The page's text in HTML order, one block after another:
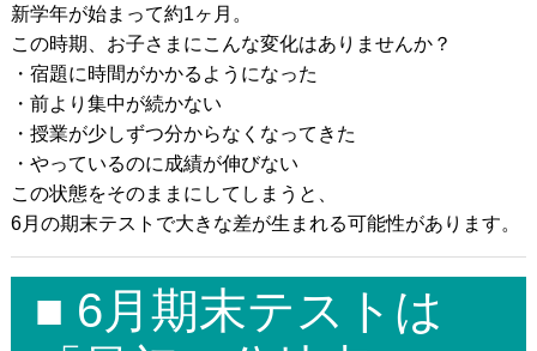
中学3年生の高校受験指導
高校生の学習指導&大学受験対策
小～高校生への在宅型個別学習指導
大学生&社会人のための学習指導
発達障がいのある小中高生への学習支援
発達障がい児＆ 不登校生の フリースクール
新学年が始まって約1ヶ月。
この時期、お子さまにこんな変化はありませんか？
・宿題に時間がかかるようになった
・前より集中が続かない
・授業が少しずつ分からなくなってきた
・やっているのに成績が伸びない
この状態をそのままにしてしまうと、
6月の期末テストで大きな差が生まれる可能性があります。
■ 6月期末テストは